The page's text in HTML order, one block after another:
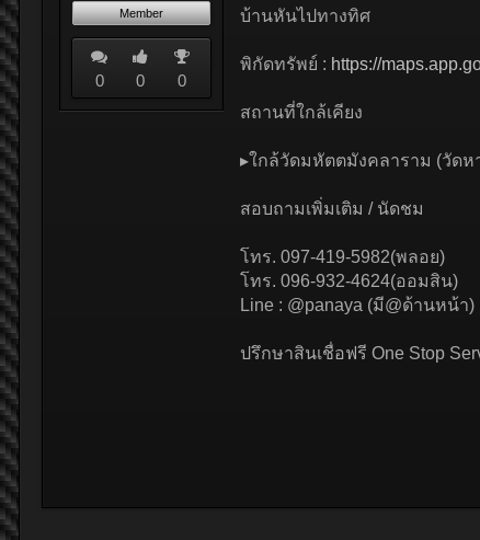
Member
0 0 0
บ้านหันไปทางทิศ
พิกัดทรัพย์ : https://
สถานที่ใกล้เคียง
▸ใกล้วัดมหัตตมังคลาราม (วัด
สอบถามเพิ่มเติม / นัดชม
โทร. 097-419-5982(พลอย)
โทร. 096-932-4624(ออมสิน)
Line : @panaya (มี@ด้านหน้า)
ปรึกษาสินเชื่อฟรี One Stop